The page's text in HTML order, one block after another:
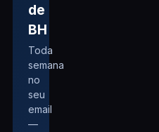
de
BH
Toda
semana
no
seu
email
—